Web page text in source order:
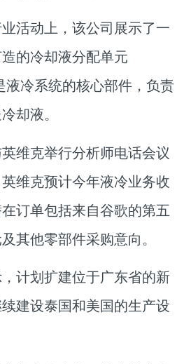
动上，该公司展示了一
的冷却液分配单元
冷系统的核心部件，负责
却液。
克举行分析师电话会议
维克预计今年液冷业务收
订单包括来自谷歌的第五
其他零部件采购意向。
划扩建位于广东省的新
建设泰国和美国的生产设